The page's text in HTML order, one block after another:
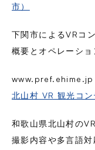
市）
下関市によるVRコ
概要とオペレーショ
www.pref.ehime.jp
北山村 VR 観光コ
和歌山県北山村の
撮影内容や多言語対